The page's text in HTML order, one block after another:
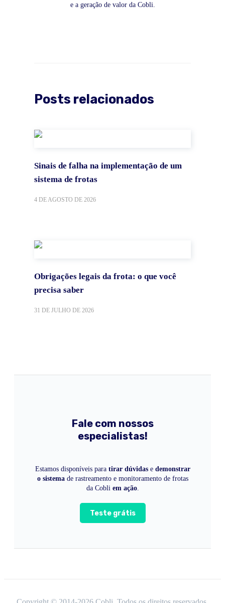
e a geração de valor da Cobli.
Posts relacionados
Sinais de falha na implementação de um
sistema de frotas
4 DE AGOSTO DE 2026
Obrigações legais da frota: o que você
precisa saber
31 DE JULHO DE 2026
Fale com nossos
especialistas!
Estamos disponíveis para tirar dúvidase demonstrar
o sistemade rastreamento e monitoramento de frotas
da Cobli em ação.
Teste grátis